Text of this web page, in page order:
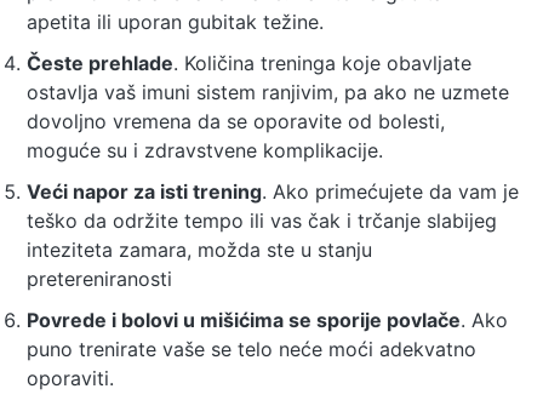
apetita ili uporan gubitak težine.
Česte prehlade. Količina treninga koje obavljate
ostavlja vaš imuni sistem ranjivim, pa ako ne uzmete
dovoljno vremena da se oporavite od bolesti,
moguće su i zdravstvene komplikacije.
Veći napor za isti trening. Ako primećujete da vam je
teško da održite tempo ili vas čak i trčanje slabijeg
inteziteta zamara, možda ste u stanju
pretereniranosti
Povrede i bolovi u mišićima se sporije povlače. Ako
puno trenirate vaše se telo neće moći adekvatno
oporaviti.